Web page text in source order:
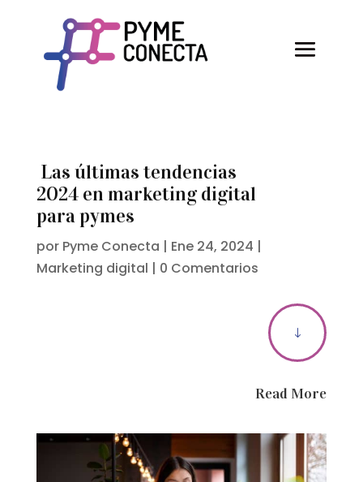
Las últimas tendencias
2024 en marketing digital
para pymes
por Pyme Conecta | Ene 24, 2024 |
Marketing digital | 0 Comentarios
"
Read More